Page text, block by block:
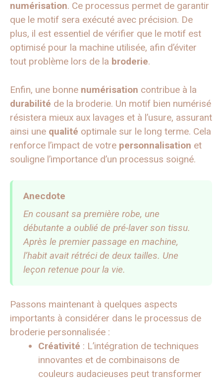
numérisation. Ce processus permet de garantir
que le motif sera exécuté avec précision. De
plus, il est essentiel de vérifier que le motif est
optimisé pour la machine utilisée, afin d’éviter
tout problème lors de la broderie.
Enfin, une bonne numérisation contribue à la
durabilité de la broderie. Un motif bien numérisé
résistera mieux aux lavages et à l’usure, assurant
ainsi une qualité optimale sur le long terme. Cela
renforce l’impact de votre personnalisation et
souligne l’importance d’un processus soigné.
Anecdote
En cousant sa première robe, une
débutante a oublié de pré-laver son tissu.
Après le premier passage en machine,
l’habit avait rétréci de deux tailles. Une
leçon retenue pour la vie.
Passons maintenant à quelques aspects
importants à considérer dans le processus de
broderie personnalisée :
Créativité : L’intégration de techniques
innovantes et de combinaisons de
couleurs audacieuses peut transformer